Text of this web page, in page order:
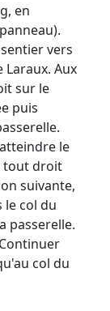
en
vers
Laraux. Aux
sur le
puis
le
tout droit
suivante,
le col du
passerelle.
col du